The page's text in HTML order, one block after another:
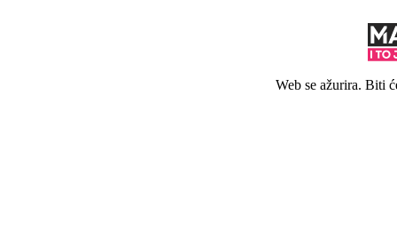
Web se ažurira. Biti